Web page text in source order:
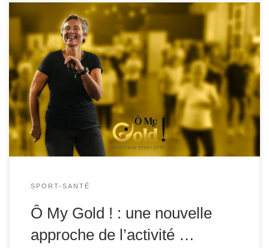
Face au vieillissement de la population, de nouvelles
solutions émergent Le vieillissement de la population
française constitue l’un des grands défis de santé
publique des prochaines décennies. Selon les projections
démographiques, les personnes de plus de 60 ans
représenteront près d’un tiers de la population d’ici 2030.
Dans ce contexte, […]
SPORT-SANTÉ
Ô My Gold ! : une nouvelle
approche de l’activité …